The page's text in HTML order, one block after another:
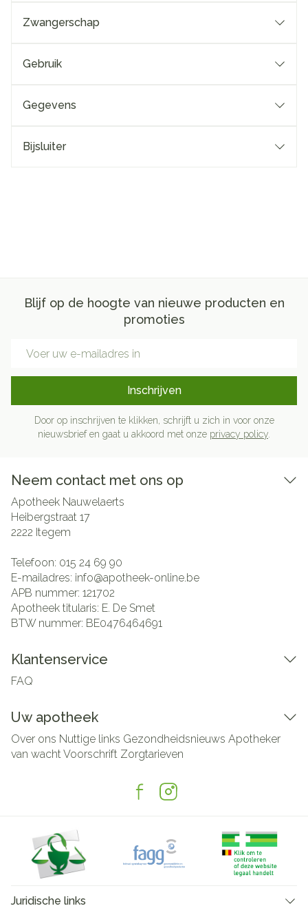
Zwangerschap
Gebruik
Gegevens
Bijsluiter
Blijf op de hoogte van nieuwe producten en
promoties
Inschrijven
Door op inschrijven te klikken, schrijft u zich in voor onze
nieuwsbrief en gaat u akkoord met onze privacy policy
Neem contact met ons op
Apotheek Nauwelaerts
Heibergstraat 17
2222 Itegem
Telefoon: 015 24 69 90
E-mailadres: info@apotheek-online.be
APB nummer: 121702
Apotheek titularis: E. De Smet
BTW nummer: BE0476464691
Klantenservice
FAQ
Uw apotheek
Over ons Nuttige links Gezondheidsnieuws Apotheker
van wachtVoorschrift Zorgtarieven
Juridische links